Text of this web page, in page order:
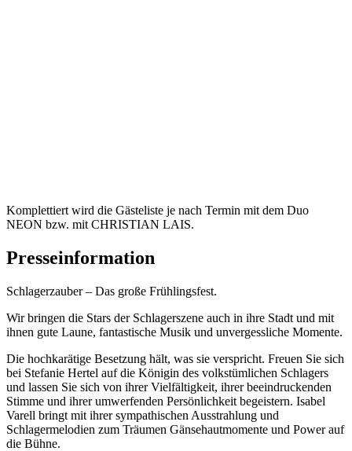
Komplettiert wird die Gästeliste je nach Termin mit dem Duo
NEON bzw. mit CHRISTIAN LAIS.
Presseinformation
Schlagerzauber – Das große Frühlingsfest.
Wir bringen die Stars der Schlagerszene auch in ihre Stadt und mit
ihnen gute Laune, fantastische Musik und unvergessliche Momente.
Die hochkarätige Besetzung hält, was sie verspricht. Freuen Sie sich
bei Stefanie Hertel auf die Königin des volkstümlichen Schlagers
und lassen Sie sich von ihrer Vielfältigkeit, ihrer beeindruckenden
Stimme und ihrer umwerfenden Persönlichkeit begeistern. Isabel
Varell bringt mit ihrer sympathischen Ausstrahlung und
Schlagermelodien zum Träumen Gänsehautmomente und Power auf
die Bühne.